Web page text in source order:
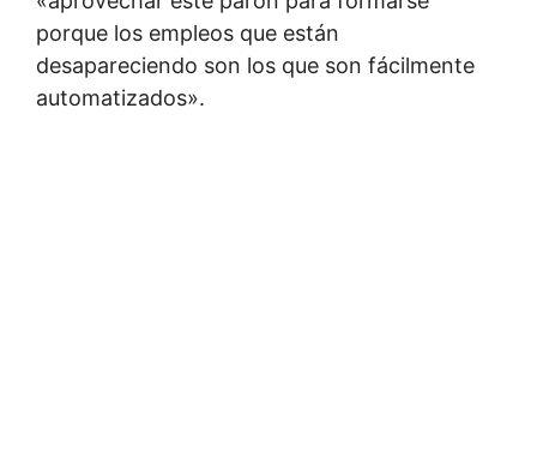
porque los empleos que están
desapareciendo son los que son fácilmente
automatizados».